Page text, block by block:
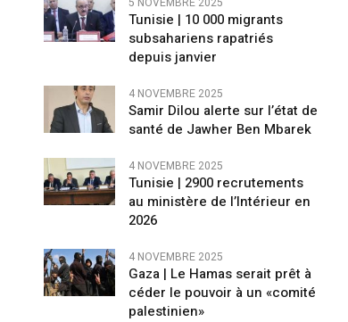
Tunisie | 10 000 migrants
subsahariens rapatriés
depuis janvier
4 NOVEMBRE 2025
Samir Dilou alerte sur l’état de
santé de Jawher Ben Mbarek
4 NOVEMBRE 2025
Tunisie | 2900 recrutements
au ministère de l’Intérieur en
2026
4 NOVEMBRE 2025
Gaza | Le Hamas serait prêt à
céder le pouvoir à un «comité
palestinien»